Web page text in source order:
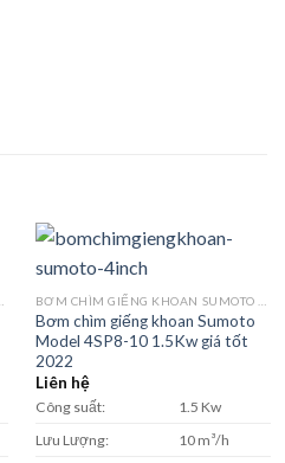
Bơm chìm giếng khoan Sumoto
Model 4SP8-10 1.5Kw giá tốt
2022
Liên hệ
Công suất:
1.5 Kw
Lưu Lượng:
10 m³/h